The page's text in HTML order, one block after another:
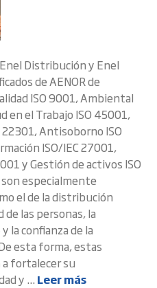
Distribución y Enel
de AENOR de
ISO 9001, Ambiental
en el Trabajo ISO 45001,
Antisoborno ISO
ISO/IEC 27001,
y Gestión de activos ISO
especialmente
el de la distribución
las personas, la
la confianza de la
esta forma, estas
fortalecer su
y ... Leer más